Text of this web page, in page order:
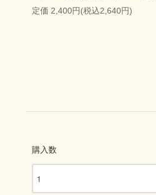
定価 2,400円(税込2,640円)
購入数